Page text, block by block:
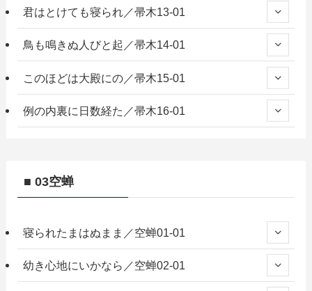
君はとけても寝られ／帚木13-01
鳥も鳴きぬ人びと起／帚木14-01
このほどは大殿にの／帚木15-01
例の内裏に日数経た／帚木16-01
■ 03空蝉
寝られたまはぬまま／空蝉01-01
幼き心地にいかなら／空蝉02-01